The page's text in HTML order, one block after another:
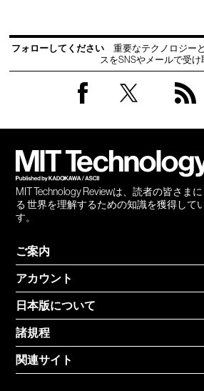
フォローしてください
重要なテクノロジー
スをSNSやメールで受け
MIT Technology Reviewは、読者の皆さま
る 世界を理解するための知識を獲得して
す。
ご案内
アカウント
日本版について
諸規程
関連サイト